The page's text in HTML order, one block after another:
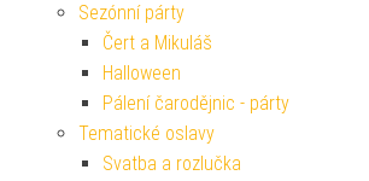
Sezónní párty
Čert a Mikuláš
Halloween
Pálení čarodějnic - párty
Tematické oslavy
Svatba a rozlučka